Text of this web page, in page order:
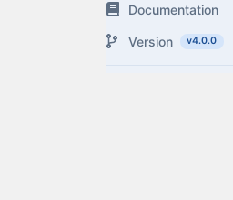
Documentation
Version v4.0.0